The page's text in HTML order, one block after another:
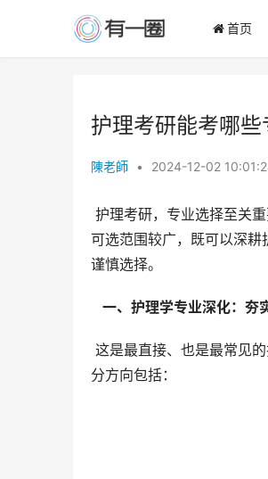
首页
护理考研能考哪些
陳老師 • 2024-12-02
可选范围较广，既可以深
谨慎选择。
一、护理学专业深化：夯
分方向包括：